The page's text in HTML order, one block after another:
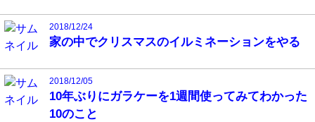
2018/12/24
家の中でクリスマスのイルミネーションをやる
2018/12/05
10年ぶりにガラケーを1週間使ってみてわかった
10のこと